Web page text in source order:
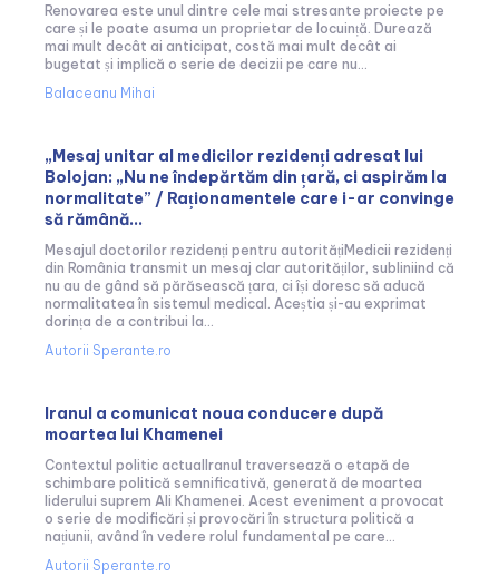
Renovarea este unul dintre cele mai stresante proiecte pe
care și le poate asuma un proprietar de locuință. Durează
mai mult decât ai anticipat, costă mai mult decât ai
bugetat și implică o serie de decizii pe care nu...
Balaceanu Mihai
„Mesaj unitar al medicilor rezidenți adresat lui
Bolojan: „Nu ne îndepărtăm din țară, ci aspirăm la
normalitate” / Raționamentele care i-ar convinge
să rămână...
Mesajul doctorilor rezidenți pentru autoritățiMedicii rezidenți
din România transmit un mesaj clar autorităților, subliniind că
nu au de gând să părăsească țara, ci își doresc să aducă
normalitatea în sistemul medical. Aceștia și-au exprimat
dorința de a contribui la...
Autorii Sperante.ro
Iranul a comunicat noua conducere după
moartea lui Khamenei
Contextul politic actualIranul traversează o etapă de
schimbare politică semnificativă, generată de moartea
liderului suprem Ali Khamenei. Acest eveniment a provocat
o serie de modificări și provocări în structura politică a
națiunii, având în vedere rolul fundamental pe care...
Autorii Sperante.ro